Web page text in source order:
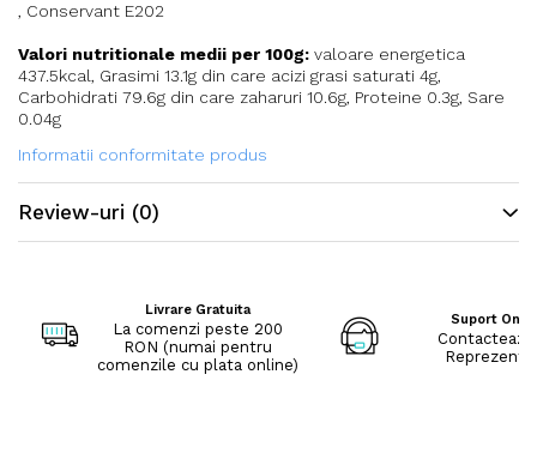
, Conservant E202
Valori nutritionale medii per 100g: valoare energetica
437.5kcal, Grasimi 13.1g din care acizi grasi saturati 4g,
Carbohidrati 79.6g din care zaharuri 10.6g, Proteine 0.3g, Sare
0.04g
Informatii conformitate produs
Review-uri (0)
Livrare Gratuita
La comenzi peste 200
RON (numai pentru
comenzile cu plata online)
Suport
Contacteaza